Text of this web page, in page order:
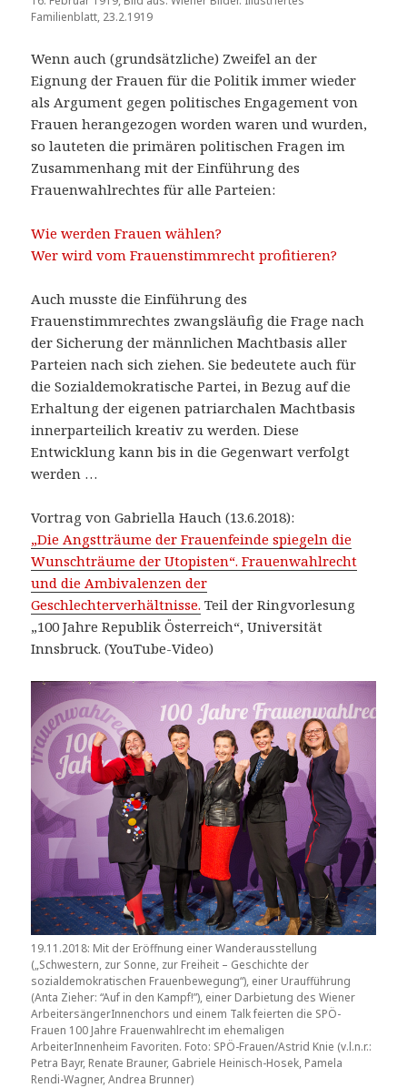
Familienblatt, 23.2.1919
Wenn auch (grundsätzliche) Zweifel an der
Eignung der Frauen für die Politik immer wieder
als Argument gegen politisches Engagement von
Frauen herangezogen worden waren und wurden,
so lauteten die primären politischen Fragen im
Zusammenhang mit der Einführung des
Frauenwahlrechtes für alle Parteien:
Wie werden Frauen wählen?
Wer wird vom Frauenstimmrecht profitieren?
Auch musste die Einführung des
Frauenstimmrechtes zwangsläufig die Frage nach
der Sicherung der männlichen Machtbasis aller
Parteien nach sich ziehen. Sie bedeutete auch für
die Sozialdemokratische Partei, in Bezug auf die
Erhaltung der eigenen patriarchalen Machtbasis
innerparteilich kreativ zu werden. Diese
Entwicklung kann bis in die Gegenwart verfolgt
werden …
Vortrag von Gabriella Hauch (13.6.2018):
„Die Angstträume der Frauenfeinde spiegeln die
Wunschträume der Utopisten“. Frauenwahlrecht
und die Ambivalenzen der
Geschlechterverhältnisse. Teil der Ringvorlesung
„100 Jahre Republik Österreich“, Universität
Innsbruck. (YouTube-Video)
19.11.2018: Mit der Eröffnung einer Wanderausstellung
(„Schwestern, zur Sonne, zur Freiheit – Geschichte der
sozialdemokratischen Frauenbewegung“), einer Uraufführung
(Anta Zieher: “Auf in den Kampf!”), einer Darbietung des Wiener
ArbeitersängerInnenchors und einem Talk feierten die SPÖ-
Frauen 100 Jahre Frauenwahlrecht im ehemaligen
ArbeiterInnenheim Favoriten. Foto: SPÖ-Frauen/Astrid Knie (v.l.n.r.:
Petra Bayr, Renate Brauner, Gabriele Heinisch-Hosek, Pamela
Rendi-Wagner, Andrea Brunner)